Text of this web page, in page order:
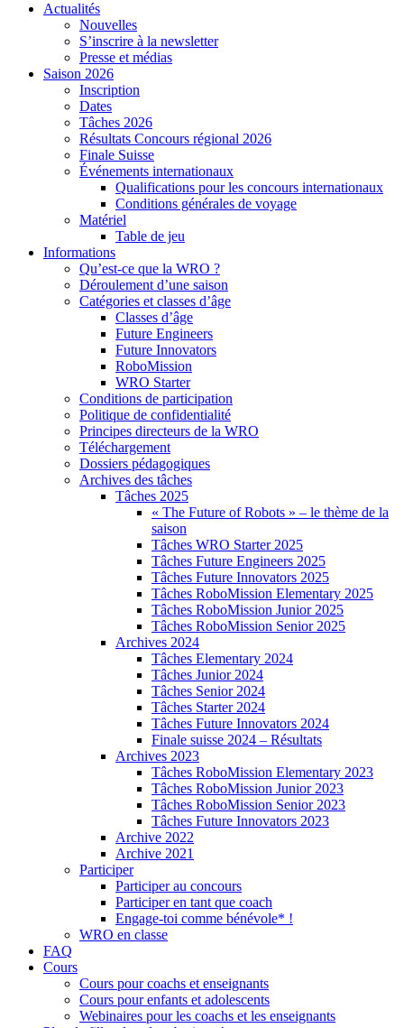
Actualités
Nouvelles
S’inscrire à la newsletter
Presse et médias
Saison 2026
Inscription
Dates
Tâches 2026
Résultats Concours régional 2026
Finale Suisse
Événements internationaux
Qualifications pour les concours internationaux
Conditions générales de voyage
Matériel
Table de jeu
Informations
Qu’est-ce que la WRO ?
Déroulement d’une saison
Catégories et classes d’âge
Classes d’âge
Future Engineers
Future Innovators
RoboMission
WRO Starter
Conditions de participation
Politique de confidentialité
Principes directeurs de la WRO
Téléchargement
Dossiers pédagogiques
Archives des tâches
Tâches 2025
« The Future of Robots » – le thème de la
saison
Tâches WRO Starter 2025
Tâches Future Engineers 2025
Tâches Future Innovators 2025
Tâches RoboMission Elementary 2025
Tâches RoboMission Junior 2025
Tâches RoboMission Senior 2025
Archives 2024
Tâches Elementary 2024
Tâches Junior 2024
Tâches Senior 2024
Tâches Starter 2024
Tâches Future Innovators 2024
Finale suisse 2024 – Résultats
Archives 2023
Tâches RoboMission Elementary 2023
Tâches RoboMission Junior 2023
Tâches RoboMission Senior 2023
Tâches Future Innovators 2023
Archive 2022
Archive 2021
Participer
Participer au concours
Participer en tant que coach
Engage-toi comme bénévole* !
WRO en classe
FAQ
Cours
Cours pour coachs et enseignants
Cours pour enfants et adolescents
Webinaires pour les coachs et les enseignants